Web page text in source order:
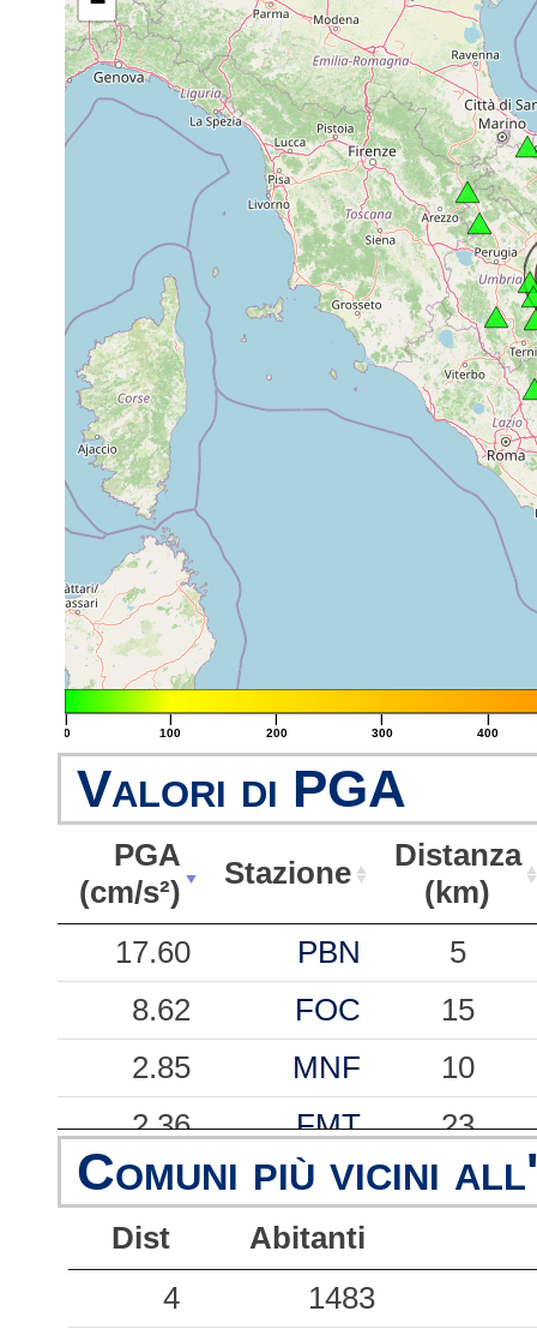
|
0
|
100
|
200
|
300
|
400
Valori di PGA
PGA
(cm/s²)
Stazione
Distanza
(km)
PGA
(cm/s²)
Stazione
Distanza
(km)
17.60 PBN
5
8.62
FOC
15
2.85
MNF
10
2.36
FMT
23
1.56
CNO
14
1.46
SPM
1.27
CLF
Comuni più vicini
Dist
Abitanti
4
1483